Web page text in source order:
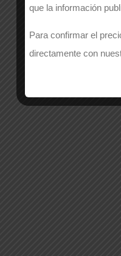
que la información
Para confirmar el
directamente con